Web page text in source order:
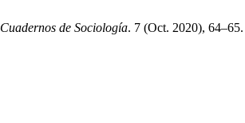
Cuadernos de Sociología. 7 (Oct. 2020), 64–65.